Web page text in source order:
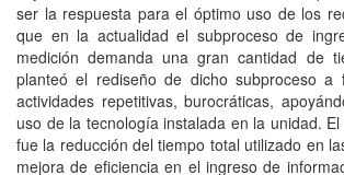
ser la respuesta para el óptimo uso de los
que en la actualidad el subproceso de
medición demanda una gran cantidad de
planteó el rediseño de dicho subproceso a
actividades repetitivas, burocráticas,
uso de la tecnología instalada en la unidad.
fue la reducción del tiempo total utilizado en
mejora de eficiencia en el ingreso de